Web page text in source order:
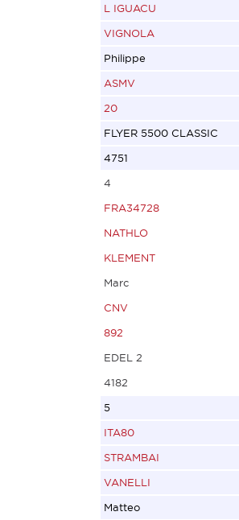
L IGUACU
VIGNOLA
Philippe
ASMV
20
FLYER 5500 CLASSIC
4751
4
FRA34728
NATHLO
KLEMENT
Marc
CNV
892
EDEL 2
4182
5
ITA80
STRAMBAI
VANELLI
Matteo